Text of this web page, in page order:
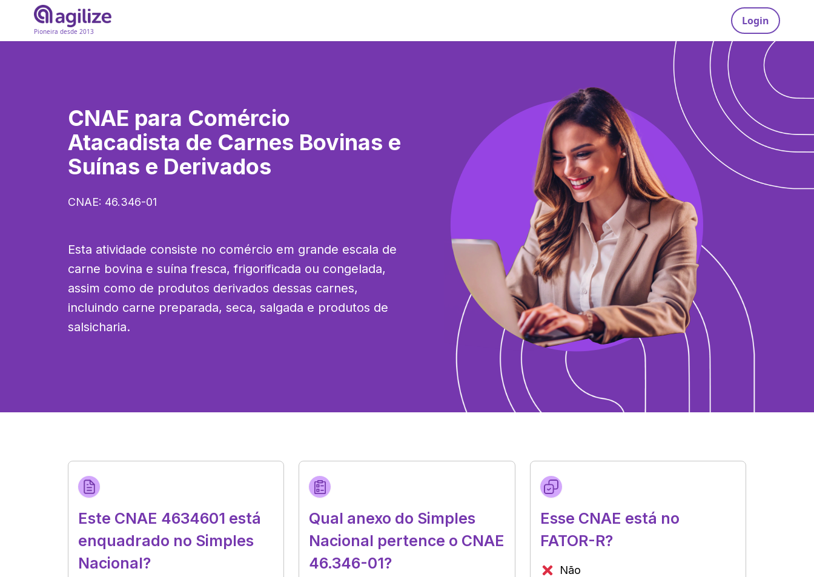
Pioneira desde 2013
Login
CNAE para Comércio
Atacadista de Carnes Bovinas e
Suínas e Derivados
CNAE: 46.346-01
Esta atividade consiste no comércio em grande escala de
carne bovina e suína fresca, frigorificada ou congelada,
assim como de produtos derivados dessas carnes,
incluindo carne preparada, seca, salgada e produtos de
salsicharia.
Este CNAE 4634601 está
enquadrado no Simples
Nacional?
Qual anexo do Simples
Nacional pertence o CNAE
46.346-01?
Esse CNAE está no
FATOR-R?
Não